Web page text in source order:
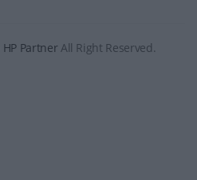
HP Partner All Right Reserved.